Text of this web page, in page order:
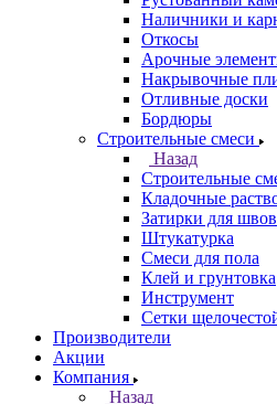
Наличники и
Откосы
Арочные
Накрывочные
Отливные доски
Бордюры
Строительные смеси
Назад
Строительные
Кладочные
Затирки для швов
Штукатурка
Смеси для пола
Клей и грунтовка
Инструмент
Сетки
Производители
Акции
Компания
Назад